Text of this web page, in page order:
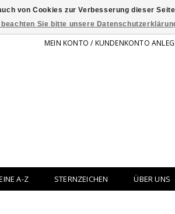
MEIN KONTO / KUNDENKONTO
A-Z STERNZEICHEN ÜBER UNS
von Cookies zur Verbesserung dieser
Sie bitte unsere